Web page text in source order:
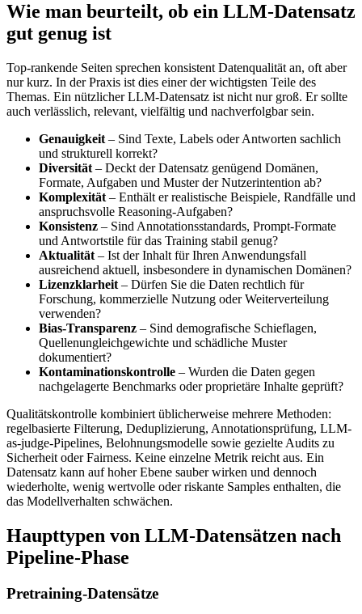
Wie man beurteilt, ob ein LLM-Datensatz
gut genug ist
Top-rankende Seiten sprechen konsistent Datenqualität an, oft aber
nur kurz. In der Praxis ist dies einer der wichtigsten Teile des
Themas. Ein nützlicher LLM-Datensatz ist nicht nur groß. Er sollte
auch verlässlich, relevant, vielfältig und nachverfolgbar sein.
Genauigkeit – Sind Texte, Labels oder Antworten sachlich
und strukturell korrekt?
Diversität – Deckt der Datensatz genügend Domänen,
Formate, Aufgaben und Muster der Nutzerintention ab?
Komplexität – Enthält er realistische Beispiele, Randfälle und
anspruchsvolle Reasoning-Aufgaben?
Konsistenz – Sind Annotationsstandards, Prompt-Formate
und Antwortstile für das Training stabil genug?
Aktualität – Ist der Inhalt für Ihren Anwendungsfall
ausreichend aktuell, insbesondere in dynamischen Domänen?
Lizenzklarheit – Dürfen Sie die Daten rechtlich für
Forschung, kommerzielle Nutzung oder Weiterverteilung
verwenden?
Bias-Transparenz – Sind demografische Schieflagen,
Quellenungleichgewichte und schädliche Muster
dokumentiert?
Kontaminationskontrolle – Wurden die Daten gegen
nachgelagerte Benchmarks oder proprietäre Inhalte geprüft?
Qualitätskontrolle kombiniert üblicherweise mehrere Methoden:
regelbasierte Filterung, Deduplizierung, Annotationsprüfung, LLM-
as-judge-Pipelines, Belohnungsmodelle sowie gezielte Audits zu
Sicherheit oder Fairness. Keine einzelne Metrik reicht aus. Ein
Datensatz kann auf hoher Ebene sauber wirken und dennoch
wiederholte, wenig wertvolle oder riskante Samples enthalten, die
das Modellverhalten schwächen.
Haupttypen von LLM-Datensätzen nach
Pipeline-Phase
Pretraining-Datensätze